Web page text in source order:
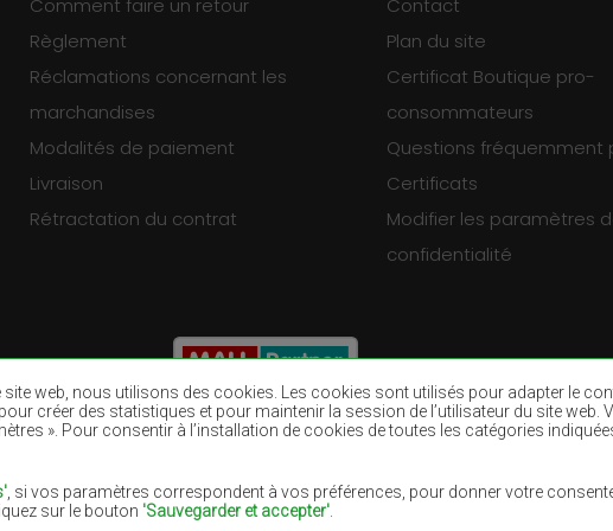
web, nous utilisons des cookies. Les cookies sont utilisés pour adapter le
créer des statistiques et pour maintenir la session de l’utilisateur du site
». Pour consentir à l’installation de cookies de toutes les catégories
, si vos paramètres correspondent à vos préférences, pour donner votre
sur le bouton 'Sauvegarder et accepter'
Comment faire un retour
Règlement
Réclamations concernant les
marchandises
Modalités de paiement
Livraison
Rétractation du contrat
Contact
Plan du site
Certificat Boutique pro-
consommateurs
Questions fréquemment
Certificats
Modifier les paramètres
confidentialité
Tapis pourpres Tapis bleu marine
Tapis lilas